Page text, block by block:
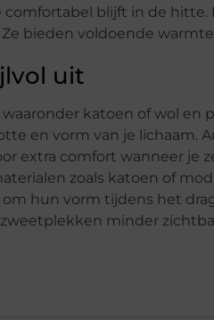
blijft in de
bieden voldoende
uit
katoen of wol en
en vorm van je lichaam.
extra comfort wanneer je
zoals katoen of
hun vorm tijdens het
minder